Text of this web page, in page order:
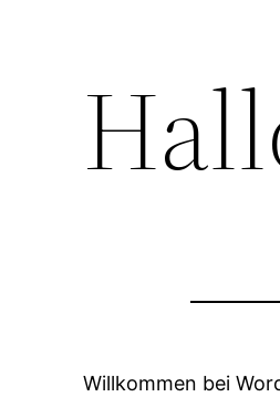
Willkommen bei